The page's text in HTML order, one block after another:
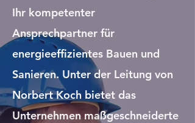
Ihr kompetenter
Ansprechpartner für
energieeffizientes Bauen und
Sanieren. Unter der Leitung von
Norbert Koch bietet das
Unternehmen maßgeschneiderte